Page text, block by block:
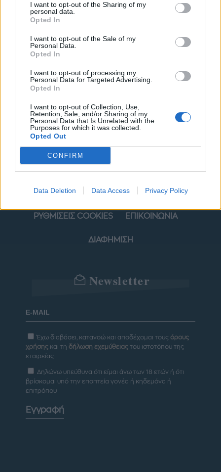
I want to opt-out of the Sharing of my
personal data.
Opted In
I want to opt-out of the Sale of my
Personal Data.
Opted In
I want to opt-out of processing my
Personal Data for Targeted Advertising.
Opted In
I want to opt-out of Collection, Use,
Retention, Sale, and/or Sharing of my
Personal Data that Is Unrelated with the
Purposes for which it was collected.
Opted Out
CONFIRM
Data Deletion Data Access Privacy Policy
ΜΟΔΑ ΟΜΟΡΦΙΑ
POWER TO INSPIRE WELL BEING
ΣΠΙΤΙ
ΟΡΟΙ ΧΡΗΣΗΣ ΔΗΛΩΣΗ ΕΧΕΜΥΘΕΙΑΣ
ΡΥΘΜΙΣΕΙΣ COOKIES ΕΠΙΚΟΙΝΩΝΙΑ
ΔΙΑΦΗΜΙΣΗ
Newsletter
Έχω διαβάσει, κατανοώ και αποδέχομαι τους όρους
χρήσης και τη δήλωση εχεμύθειας του ιστοτόπου της
εταιρείας
Δηλώνω υπεύθυνα ότι είμαι άνω των 18 ετών ή ότι
βρίσκομαι υπό την εποπτεία γονέα ή κηδεμόνα ή
επιτρόπου
Εγγραφή